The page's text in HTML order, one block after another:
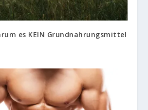
es KEIN Grundnahrungsmittel